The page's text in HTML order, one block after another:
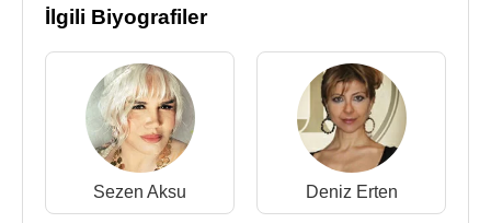
İlgili Biyografiler
Sezen Aksu Deniz Erten